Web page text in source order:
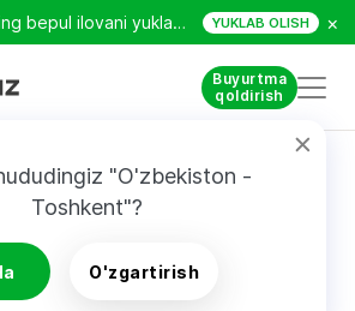
Smartfoningizga bizning bepul ilovani yuklab oling! YUKLAB OLISH ×
Buyurtma
qoldirish
"O'zbekiston -
Toshkent"?
O'zgartirish
Service Centre
2sharhlar